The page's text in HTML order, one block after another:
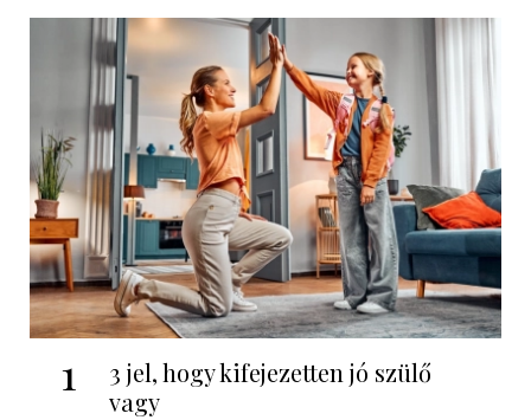
1
3 jel, hogy kifejezetten jó szülő
vagy